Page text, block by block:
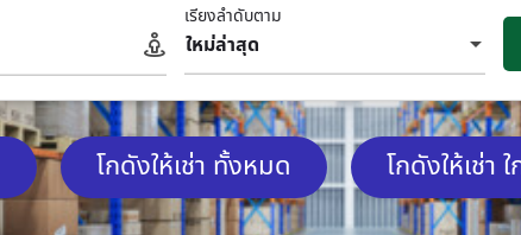
ใหม่ล่าสุด
เรียงลำดับตาม
โกดังให้เช่า ทั้งหมด โกดังให้เช่า